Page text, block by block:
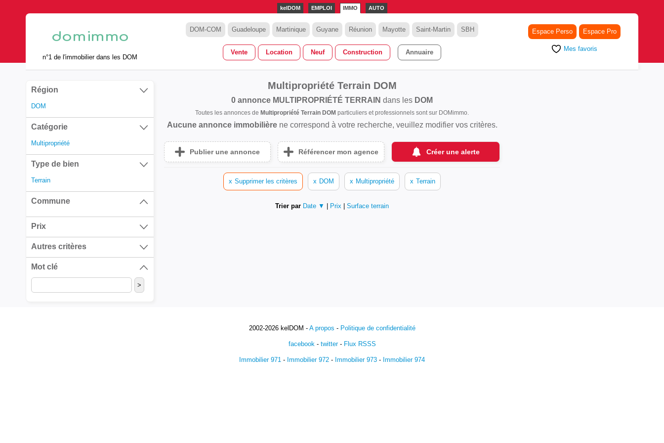
kelDOM EMPLOI IMMO AUTO
n°1 de l'immobilier dans les DOM
DOM-COM Guadeloupe Martinique Guyane Réunion Mayotte Saint-Martin SBH
Vente Location Neuf Construction Annuaire
Espace Perso Espace Pro
Mes favoris
Région
DOM
Catégorie
Multipropriété
Type de bien
Terrain
Commune
Prix
Autres critères
Mot clé
Multipropriété Terrain DOM
0 annonce MULTIPROPRIÉTÉ TERRAIN dans les DOM
Toutes les annonces de Multipropriété Terrain DOM particuliers et professionnels sont sur DOMimmo.
Aucune annonce immobilièrene correspond à votre recherche, veuillez modifier vos critères.
Publier une annonce Référencer mon agence Créer une alerte
x Supprimer les critères x DOM x Multipropriété x Terrain
Trier par Date ▼ Prix Surface terrain
2002-2026 kelDOM - A propos - Politique de confidentialité
facebook- twitter- Flux RSSS
Immobilier 971 - Immobilier 972 - Immobilier 973 - Immobilier 974